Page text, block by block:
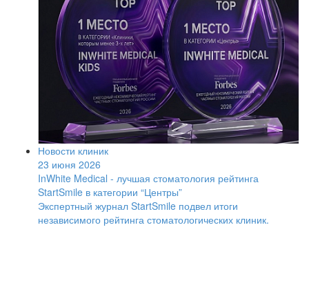
Новости клиник
23 июня 2026
InWhite Medical - лучшая стоматология рейтинга
StartSmile в категории “Центры”
Экспертный журнал StartSmile подвел итоги
независимого рейтинга стоматологических клиник.